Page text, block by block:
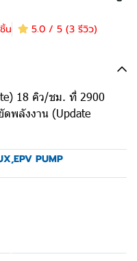
น 5.0 / 5 (3 รีวิว)
18 คิว/ชม. ที่ 2900
ดพลังงาน (Update
,EPV PUMP